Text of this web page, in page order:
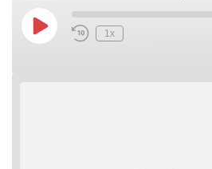
Play
Episode
Rewind
1x